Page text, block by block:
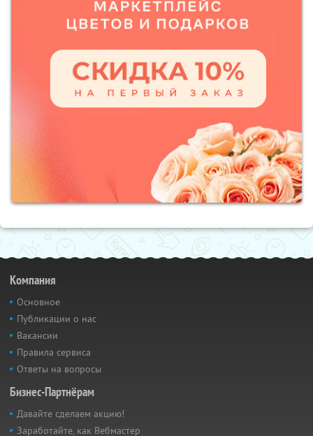
Компания
Основное
Публикации о нас
Вакансии
Правила сервиса
Ответы на вопросы
Бизнес-Партнёрам
Давайте сделаем акцию!
Заработайте, как Вебмастер